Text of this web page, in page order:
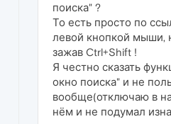
поиска" ?
То есть просто по
левой кнопкой мыши,
зажав Ctrl+Shift !
Я честно сказать
окно поиска" и не
вообще(отключаю в
нём и не подумал